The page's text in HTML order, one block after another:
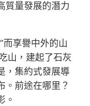
質量發展的潛力
而享譽中外的山
山，建起了石灰
，集約式發展導
。前途在哪里？
。